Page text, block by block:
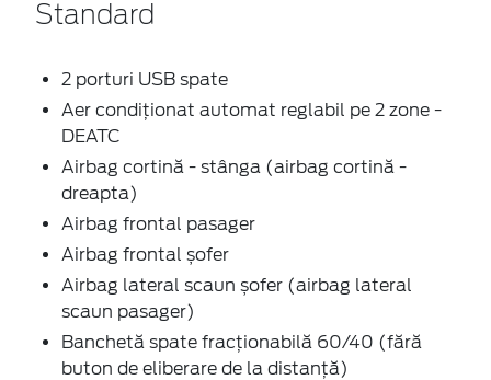
Standard
2 porturi USB spate
Aer condiționat automat reglabil pe 2 zone -
DEATC
Airbag cortină - stânga (airbag cortină -
dreapta)
Airbag frontal pasager
Airbag frontal șofer
Airbag lateral scaun șofer (airbag lateral
scaun pasager)
Banchetă spate fracționabilă 60/40 (fără
buton de eliberare de la distanță)